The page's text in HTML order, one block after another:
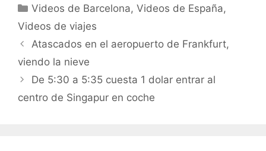
Categorías
Videos de Barcelona,Videos de España,
Videos de viajes
Atascados en el aeropuerto de Frankfurt,
viendo la nieve
De 5:30 a 5:35 cuesta 1 dolar entrar al
centro de Singapur en coche